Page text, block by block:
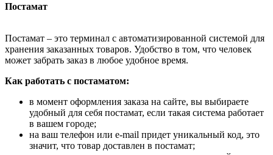
Постамат
Постамат – это терминал с автоматизированной системой для
хранения заказанных товаров. Удобство в том, что человек
может забрать заказ в любое удобное время.
Как работать с постаматом:
в момент оформления заказа на сайте, вы выбираете
удобный для себя постамат, если такая система работает
в вашем городе;
на ваш телефон или e-mail придет уникальный код, это
значит, что товар доставлен в постамат;